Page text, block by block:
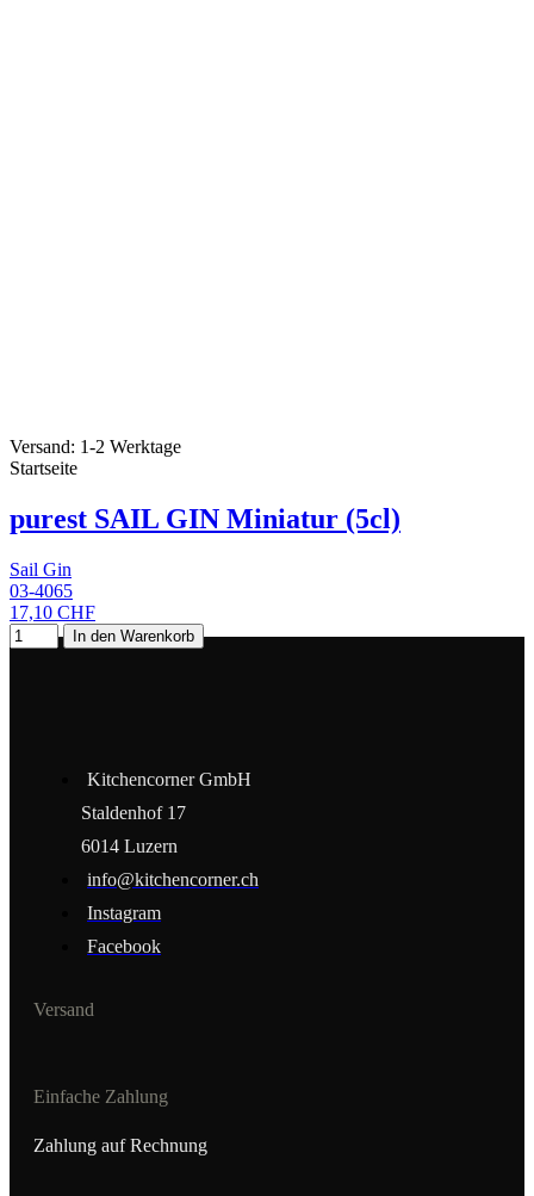
Versand: 1-2 Werktage
Startseite
purest SAIL GIN Miniatur (5cl)
Sail Gin
03-4065
17,10 CHF
In den Warenkorb
Kitchencorner GmbH
Staldenhof 17
6014 Luzern
info@kitchencorner.ch
Instagram
Facebook
Versand
Einfache Zahlung
Zahlung auf Rechnung